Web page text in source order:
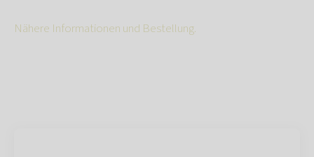
Nähere Informationen und Bestellung.